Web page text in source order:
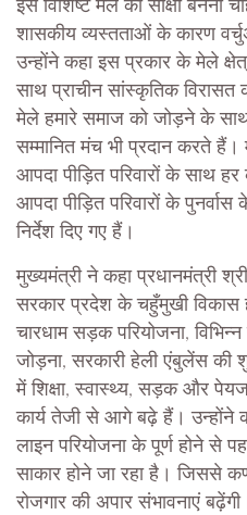
इस विशिष्ट मेले का साक्षी बनना
शासकीय व्यस्तताओं के कारण
उन्होंने कहा इस प्रकार के मेले
साथ प्राचीन सांस्कृतिक
मेले हमारे समाज को जोड़ने के
सम्मानित मंच भी प्रदान करते
आपदा पीड़ित परिवारों के साथ
आपदा पीड़ित परिवारों के
निर्देश दिए गए हैं।
मुख्यमंत्री ने कहा प्रधानमंत्री
सरकार प्रदेश के चहुँमुखी विकास
चारधाम सड़क परियोजना,
जोड़ना, सरकारी हेली एंबुलेंस
में शिक्षा, स्वास्थ्य, सड़क और
कार्य तेजी से आगे बढ़े हैं। उन्होंने
लाइन परियोजना के पूर्ण होने से
साकार होने जा रहा है। जिससे
रोजगार की अपार संभावनाएं